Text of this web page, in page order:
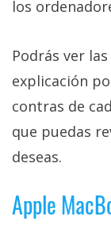
los
Podrás ver
explicación
contras de
que puedas
deseas.
Apple